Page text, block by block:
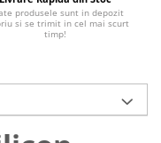
produsele sunt in depozit
si se trimit in cel mai scurt
timp!